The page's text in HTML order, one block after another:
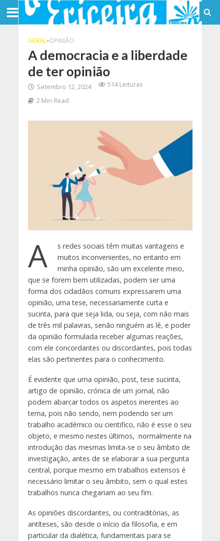
GERAL•OPINIÃO
A democracia e a liberdade
de ter opinião
Setembro 12, 2024
514 Leituras
2 Min Read
A
s redes sociais têm muitas vantagens e
muitos inconvenientes, no entanto em
minha opinião, são um excelente meio,
que se forem bem utilizadas, podem ser uma
forma dos cidadãos comuns expressarem uma
opinião, uma tese, necessariamente curta e
sucinta, para que seja lida, ou seja, com não mais
de três mil palavras, senão ninguém as lê, e poder
da opinião formulada receber algumas reações,
com ele concordantes ou discordantes, pois todas
elas são pertinentes para o conhecimento.
É evidente que uma opinião, post, tese sucinta,
artigo de opinião, crónica de um jornal, não
podem abarcar todos os aspetos inerentes ao
tema, pois não sendo, nem podendo ser um
trabalho académico ou cientifico, não é esse o seu
objeto, e mesmo nestes últimos, normalmente na
introdução das mesmas limita-se o seu âmbito de
investigação, antes de se elaborar a sua pergunta
central, porque mesmo em trabalhos extensos é
necessário limitar o seu âmbito, sem o qual estes
trabalhos nunca chegariam ao seu fim.
As opiniões discordantes, ou contraditórias, as
antíteses, são desde o início da filosofia, e em
particular da dialética, fundamentais para se